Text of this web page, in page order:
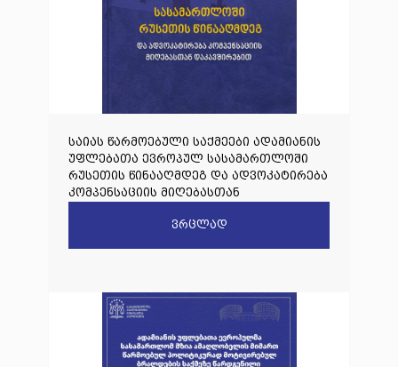
საიას წარმოებული საქმეები ადამიანის
უფლებათა ევროპულ სასამართლოში
რუსეთის წინააღმდეგ და ადვოკატირება
კომპენსაციის მიღებასთან
ვრცლად